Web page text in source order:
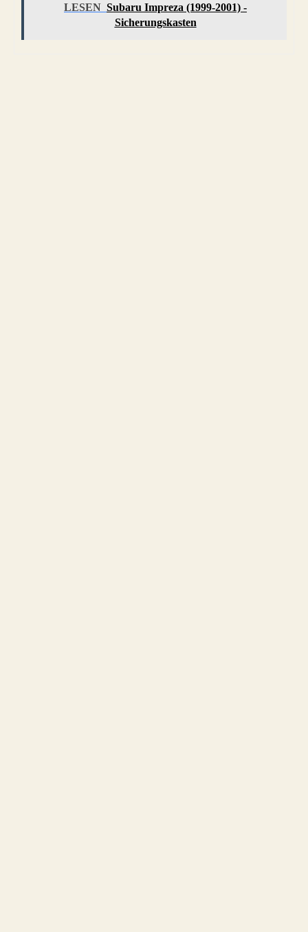
LESEN Subaru Impreza (1999-2001) -
Sicherungskasten